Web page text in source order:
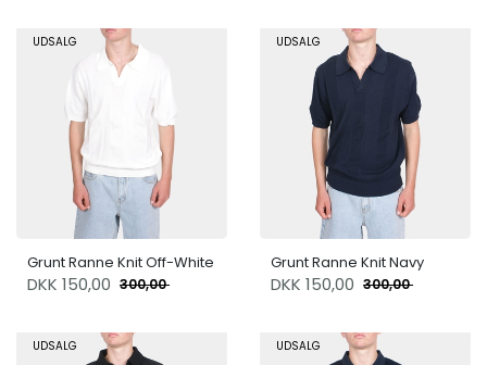
UDSALG
Grunt Ranne Knit Off-White
DKK 150,00 300,00
UDSALG
Grunt Ranne Knit Navy
DKK 150,00 300,00
UDSALG UDSALG